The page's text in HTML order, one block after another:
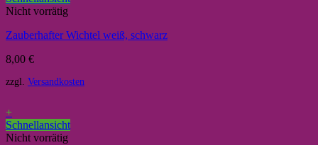
Nicht vorrätig
Zauberhafter Wichtel weiß, schwarz
8,00 €
zzgl. Versandkosten
+
Schnellansicht
Nicht vorrätig